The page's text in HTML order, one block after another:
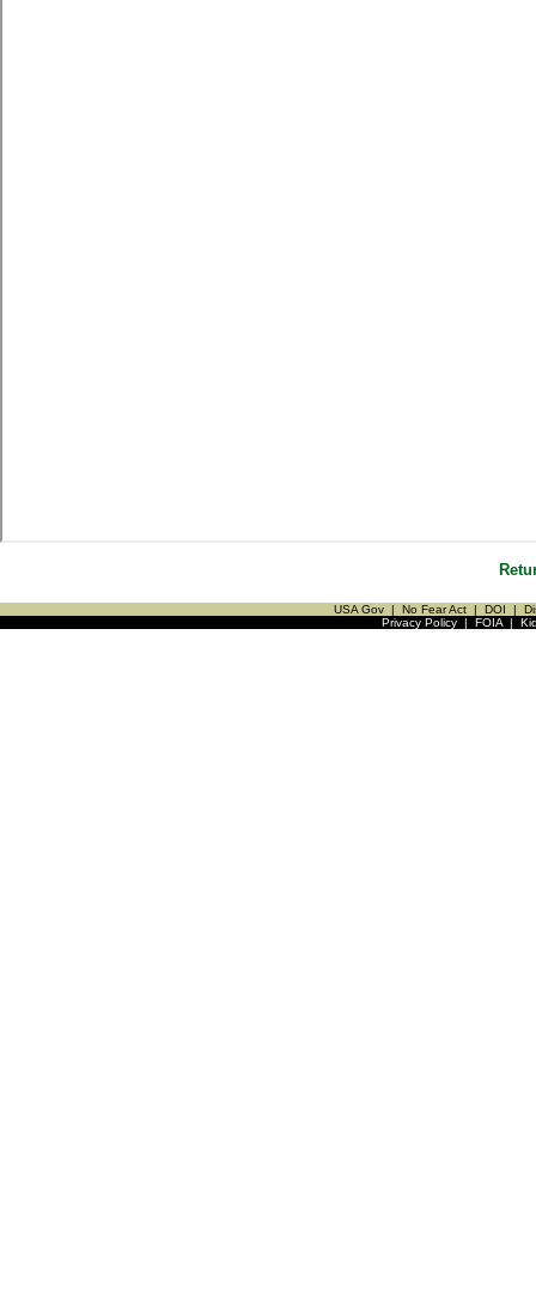
USA Gov | No Fear Act | DOI |
Privacy Policy| FOIA|